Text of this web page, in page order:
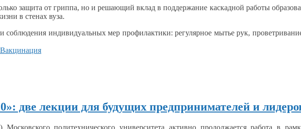
защита от гриппа, нои решающий вкладв поддержание каскадной работы
в стенах вуза.
соблюдения индивидуальных мер профилактики: регулярное мытье рук,
две лекции для будущих предпринимателей и
политехнического университета активно продолжается работа в